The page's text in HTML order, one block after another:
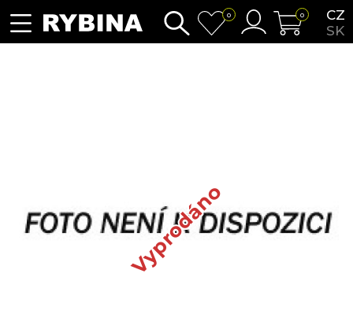
CZ
SK
0 0
Vyprodáno